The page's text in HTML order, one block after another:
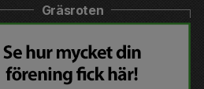
Gräsroten